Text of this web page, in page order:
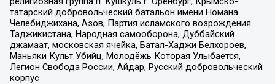
татарский добровольческий батальон имени Номана
Челебиджихана, Азов, Партия исламского возрождения
Таджикистана, Народная самооборона, Дуббайский
джамаат, московская ячейка, Батал-Хаджи Белхороев,
Маньяки Культ Убийц, Молодёжь Которая Улыбается,
Легион Свобода России, Айдар, Русский добровольческий
корпус